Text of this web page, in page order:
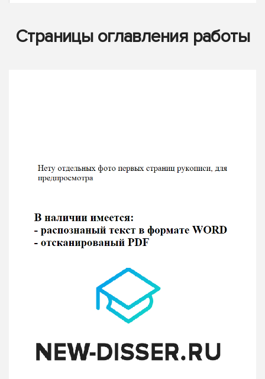
Страницы оглавления работы